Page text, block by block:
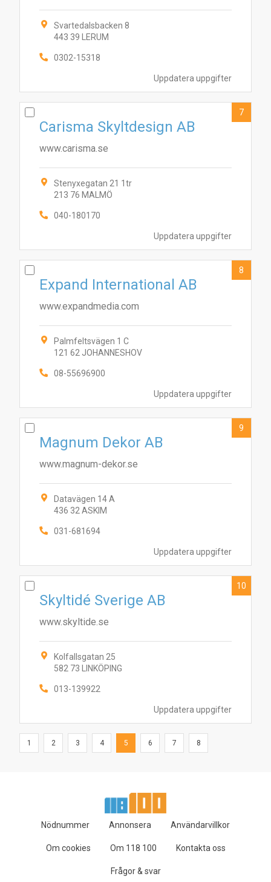
Uppdatera uppgifter
Svartedalsbacken 8
443 39 LERUM
0302-15318
Uppdatera uppgifter
Carisma Skyltdesign AB
www.carisma.se
Stenyxegatan 21 1tr
213 76 MALMÖ
040-180170
7
Uppdatera uppgifter
Expand International AB
www.expandmedia.com
Palmfeltsvägen 1 C
121 62 JOHANNESHOV
08-55696900
8
Uppdatera uppgifter
Magnum Dekor AB
www.magnum-dekor.se
Datavägen 14 A
436 32 ASKIM
031-681694
9
Uppdatera uppgifter
Skyltidé Sverige AB
www.skyltide.se
Kolfallsgatan 25
582 73 LINKÖPING
013-139922
10
1 2 3 4 5 6 7 8
Nödnummer Annonsera Användarvillkor
Om cookies Om 118 100 Kontakta oss
Frågor & svar